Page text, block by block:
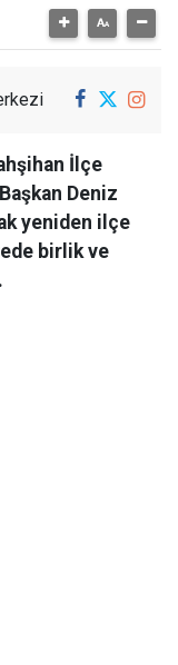
İlçe
Deniz
yeniden ilçe
birlik ve